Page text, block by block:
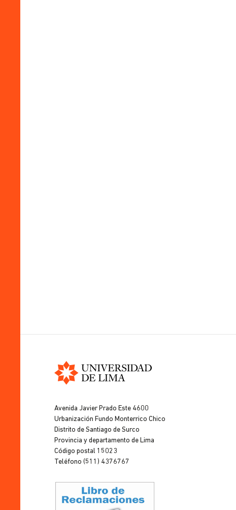
de
Lima
Avenida Javier Prado Este 4600
Urbanización Fundo Monterrico Chico
Distrito de Santiago de Surco
Provincia y departamento de Lima
Código postal 15023
Teléfono (511) 4376767